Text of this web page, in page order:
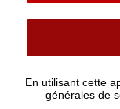
En utilisant cette
générales de